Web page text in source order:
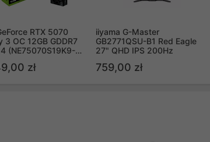
RTX 5070
3 OC 12GB GDDR7
4 (NE75070S19K9-
zł
iiyama G-Master
GB2771QSU-B1 Red Eagle
27" QHD IPS 200Hz
759,00 zł